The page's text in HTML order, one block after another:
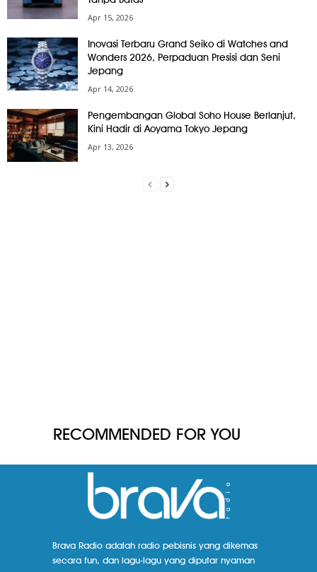
Apr 15, 2026
Inovasi Terbaru Grand Seiko di Watches and
Wonders 2026, Perpaduan Presisi dan Seni
Jepang
Apr 14, 2026
Pengembangan Global Soho House Berlanjut,
Kini Hadir di Aoyama Tokyo Jepang
Apr 13, 2026
RECOMMENDED FOR YOU
Brava Radio adalah radio pebisnis yang dikemas
secara fun, dan lagu-lagu yang diputar nyaman